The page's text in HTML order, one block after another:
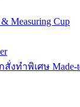
Measuring Cup
ำพิเศษ Made-